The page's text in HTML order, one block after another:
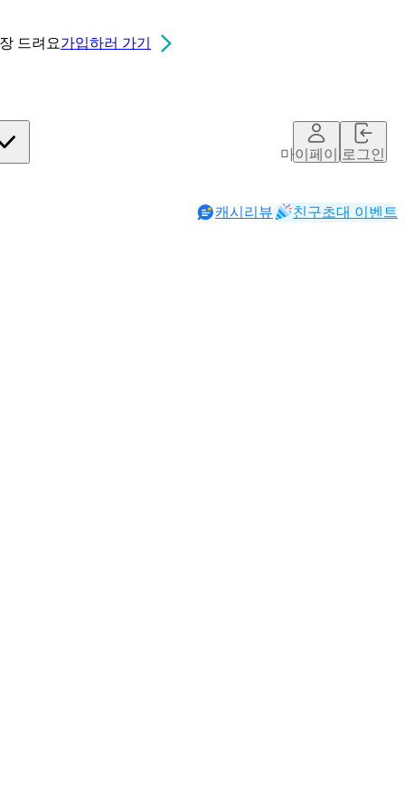
드려요가입하러 가기
마이페이지로그인
캐시리뷰 친구초대 이벤트